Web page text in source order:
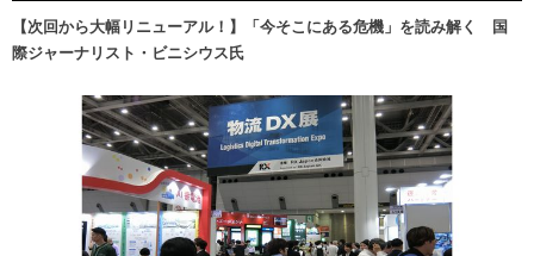
【次回から大幅リニューアル！】「今そこにある危機」を読み解く 国
際ジャーナリスト・ビニシウス氏